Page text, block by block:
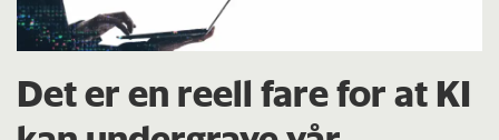
Det er en reell fare for at KI